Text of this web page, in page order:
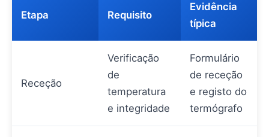
Etapa Requisito
Evidência
típica
Receção
Verificação
de
temperatura
e integridade
Formulário
de receção
e registo do
termógrafo